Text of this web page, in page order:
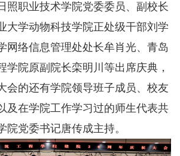
照职业技术学院党委委员、副校长
大学动物科技学院正处级干部刘学
网络信息管理处处长牟肖光、青岛
学院原副院长栾明川等出席庆典，
会的还有学院领导班子成员、校友
及在学院工作学习过的师生代表共
院党委书记唐传成主持。